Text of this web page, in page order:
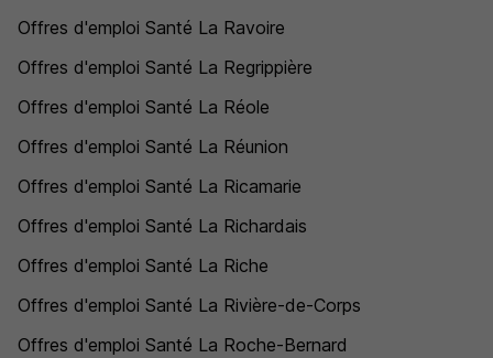
Offres d'emploi Santé La Ravoire
Offres d'emploi Santé La Regrippière
Offres d'emploi Santé La Réole
Offres d'emploi Santé La Réunion
Offres d'emploi Santé La Ricamarie
Offres d'emploi Santé La Richardais
Offres d'emploi Santé La Riche
Offres d'emploi Santé La Rivière-de-Corps
Offres d'emploi Santé La Roche-Bernard